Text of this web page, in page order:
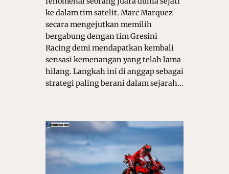
ke dalam tim satelit. Marc Marquez
secara mengejutkan memilih
bergabung dengan tim Gresini
Racing demi mendapatkan kembali
sensasi kemenangan yang telah lama
hilang. Langkah ini di anggap sebagai
strategi paling berani dalam sejarah…